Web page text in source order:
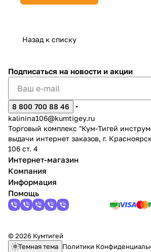
Назад к списку
Подписаться на новости и акции
8 800 700 88 46
kalinina106@kumtigey.ru
Торговый комплекс "Кум-Тигей
выдачи интернет заказов, г.
106 ст. 4
Интернет-магазин
Компания
Информация
Помощь
© 2026 Кумтигей
Темная тема Политики